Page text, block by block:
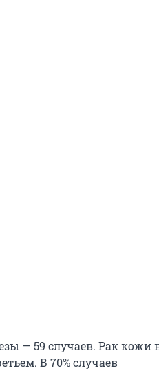
— 59 случаев. Рак кожи
В 70% случаев